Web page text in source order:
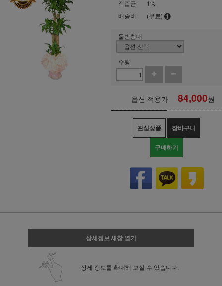
적립금
1%
배송비
(무료)
물받침대
수량
옵션 적용가 84,000원
관심상품 장바구니
구매하기
상세정보 새창 열기
상세 정보를 확대해 보실 수 있습니다.